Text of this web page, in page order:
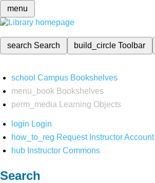
menu
search Search build_circleToolbar
school Campus Bookshelves
menu_book Bookshelves
perm_media
Learning Objects
login Login
how_to_reg Request Instructor Account
hub Instructor Commons
Search